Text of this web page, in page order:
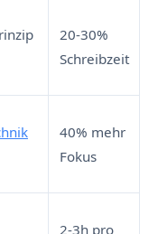
20-30%
Schreibzeit
40% mehr
Fokus
2-3h pro